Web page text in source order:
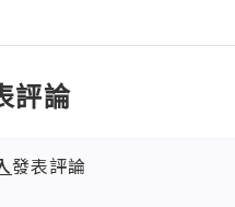
評論
發表評論